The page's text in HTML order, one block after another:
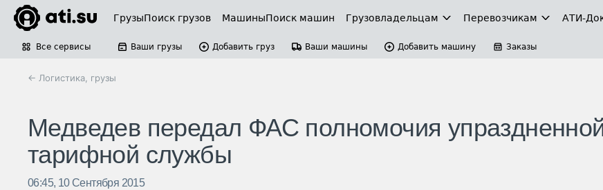
ГрузыПоиск грузов МашиныПоиск машин Грузовладельцам Перевозчикам АТИ-
Все сервисы Ваши грузы Добавить груз Ваши машины Добавить машину Заказы
← Логистика, грузы
Медведев передал ФАС полномочия
тарифной службы
06:45, 10 Сентября 2015